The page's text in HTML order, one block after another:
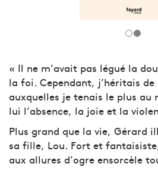
« Il ne m’avait pas légué la
la foi. Cependant, j’héritais
auxquelles je tenais le plus au
lui l’absence, la joie et la
Plus grand que la vie, Gérard
sa fille, Lou. Fort et
aux allures d’ogre ensorcèle